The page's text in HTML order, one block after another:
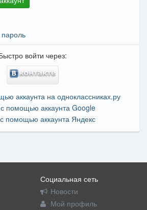
войти через:
Социальная сеть
Новости
Мой профиль